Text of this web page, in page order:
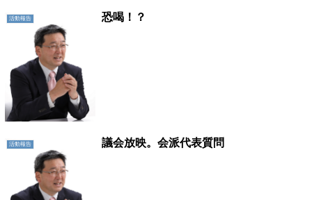
活動報告 恐喝！？
活動報告 議会放映。会派代表質問